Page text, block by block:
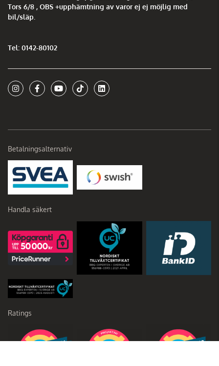
Tors 6/8 , OBS +upphämtning av varor ej ej möjlig med
bil/släp.
Tel: 0142-80102
Betalningsalternativ
Handla säkert
Ratings